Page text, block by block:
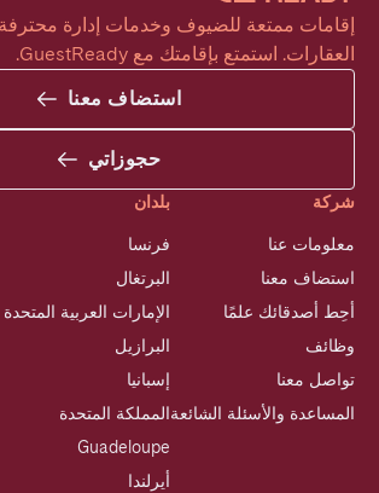
العقارات. استمتع بإقامتك مع GuestReady.
استضاف معنا
حجوزاتي
شركة
معلومات عنا
استضاف معنا
أحِط أصدقائك علمًا
وظائف
تواصل معنا
المساعدة والأسئلة الشائعة
بلدان
فرنسا
البرتغال
الإمارات العربية المتحدة
البرازيل
إسبانيا
المملكة المتحدة
Guadeloupe
أيرلندا